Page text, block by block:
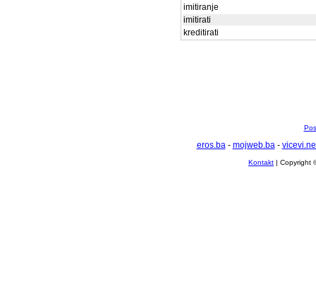
imitiranje
imitirati
kreditirati
eros.ba- mojweb.ba-
Kontakt | Copyright